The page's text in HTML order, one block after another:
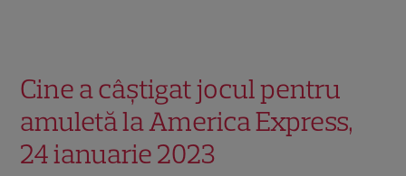
Cine a câștigat jocul pentru
amuletă la America Express,
24 ianuarie 2023